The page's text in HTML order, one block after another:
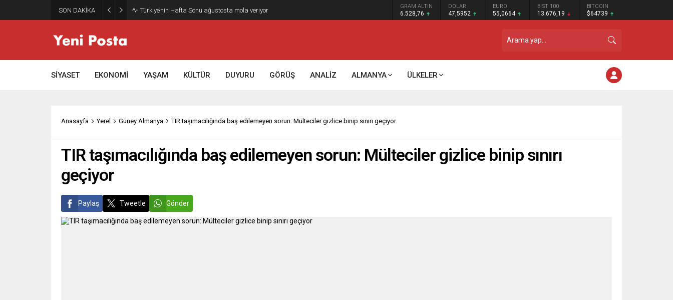
SON DAKİKA Gazze’nin geleceği: Teknokratik kontrol mü, kolonializm mi? GRAM ALTIN
6.528,76
DOLAR
47,5952
EURO
55,0664
BIST 100
13.676,19
BITCOIN
$64739
SİYASET EKONOMİ YAŞAM KÜLTÜR DUYURU GÖRÜŞ ANALİZ ALMANYA ÜLKELER
Anasayfa Yerel Güney Almanya TIR taşımacılığında baş edilemeyen sorun: Mülteciler gizlice binip sınırı geçiyor
TIR taşımacılığında baş edilemeyen sorun: Mülteciler gizlice binip sınırı
geçiyor
Paylaş Tweetle Gönder